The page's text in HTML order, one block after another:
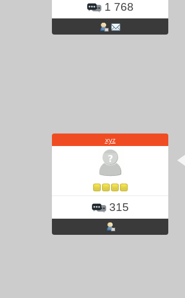
1 768
xyz
315